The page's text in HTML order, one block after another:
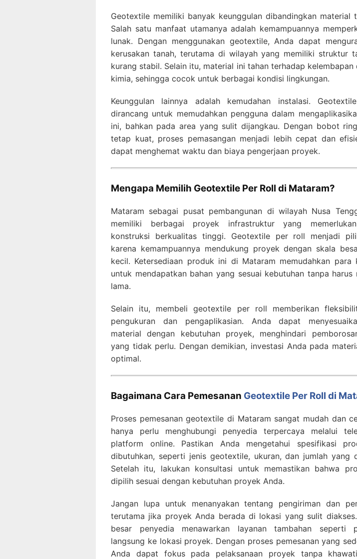
Geotextile memiliki banyak keunggulan dibandingkan material
Salah satu manfaat utamanya adalah kemampuannya
lunak. Dengan menggunakan geotextile, Anda dapat
kerusakan tanah, terutama di wilayah yang memiliki struktur
kurang stabil. Selain itu, material ini tahan terhadap kelembapan
kimia, sehingga cocok untuk berbagai kondisi lingkungan.
Keunggulan lainnya adalah kemudahan instalasi.
dirancang untuk memudahkan pengguna dalam
ini, bahkan pada area yang sulit dijangkau. Dengan bobot
tetap kuat, proses pemasangan menjadi lebih cepat dan
dapat menghemat waktu dan biaya pengerjaan proyek.
Mengapa Memilih Geotextile Per Roll di Mataram?
Mataram sebagai pusat pembangunan di wilayah Nusa
memiliki berbagai proyek infrastruktur yang
konstruksi berkualitas tinggi. Geotextile per roll menjadi
karena kemampuannya mendukung proyek dengan skala
kecil. Ketersediaan produk ini di Mataram memudahkan para
untuk mendapatkan bahan yang sesuai kebutuhan tanpa harus
lama.
Selain itu, membeli geotextile per roll memberikan
pengukuran dan pengaplikasian. Anda dapat
material dengan kebutuhan proyek, menghindari
yang tidak perlu. Dengan demikian, investasi Anda pada
optimal.
Bagaimana Cara Pemesanan Geotextile Per Roll di
Proses pemesanan geotextile di Mataram sangat mudah dan
hanya perlu menghubungi penyedia terpercaya melalui
platform online. Pastikan Anda mengetahui spesifikasi
dibutuhkan, seperti jenis geotextile, ukuran, dan jumlah yang
Setelah itu, lakukan konsultasi untuk memastikan bahwa
dipilih sesuai dengan kebutuhan proyek Anda.
Jangan lupa untuk menanyakan tentang pengiriman dan
terutama jika proyek Anda berada di lokasi yang sulit
besar penyedia menawarkan layanan tambahan seperti
langsung ke lokasi proyek. Dengan proses pemesanan yang
Anda dapat fokus pada pelaksanaan proyek tanpa